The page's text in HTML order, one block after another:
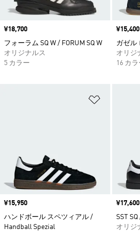
価格
¥18,700
フォーラム SQ W / FORUM SQ W
オリジナルス
5 カラー
価格
¥15,400
ガゼル
オリジ
16 カラ
価格
¥15,950
ハンドボール スペツィアル /
Handball Spezial
価格
¥17,600
SST SQ
オリジ